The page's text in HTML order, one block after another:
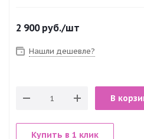
2 900руб./шт
Нашли дешевле?
В
Купить в 1 клик